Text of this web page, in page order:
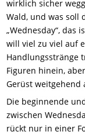
wirklich sicher
Wald, und was soll
„Wednesday“, das
will viel zu viel auf
Handlungsstränge
Figuren hinein,
Gerüst weitgehend
Die beginnende
zwischen
rückt nur in einer